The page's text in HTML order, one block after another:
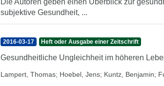
Die Autoren geben einen Überblick zur
subjektive Gesundheit, ...
2016-03-17 Heft oder Ausgabe einer Zeitschrift
Gesundheitliche Ungleichheit im höheren
Lampert, Thomas; Hoebel, Jens; Kuntz, Benjamin;